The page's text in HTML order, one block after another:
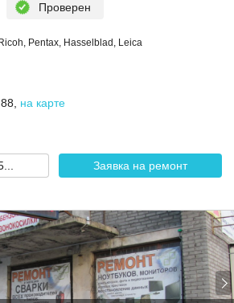
Проверен
Pentax, Hasselblad, Leica
на карте
Заявка на ремонт